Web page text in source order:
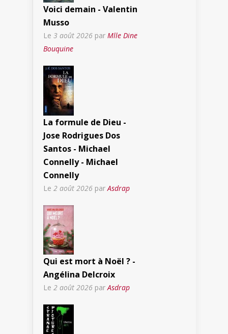
Voici demain - Valentin
Musso
Le 3 août 2026 par Mlle Dine
Bouquine
La formule de Dieu -
Jose Rodrigues Dos
Santos - Michael
Connelly - Michael
Connelly
Le 2 août 2026 parAsdrap
Qui est mort à Noël ? -
Angélina Delcroix
Le 2 août 2026 par Asdrap